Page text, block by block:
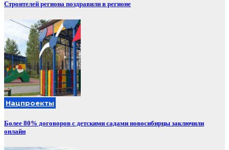
Строителей региона поздравили в регионе
Нацпроекты
Более 80% договоров с детскими садами новосибирцы заключили
онлайн